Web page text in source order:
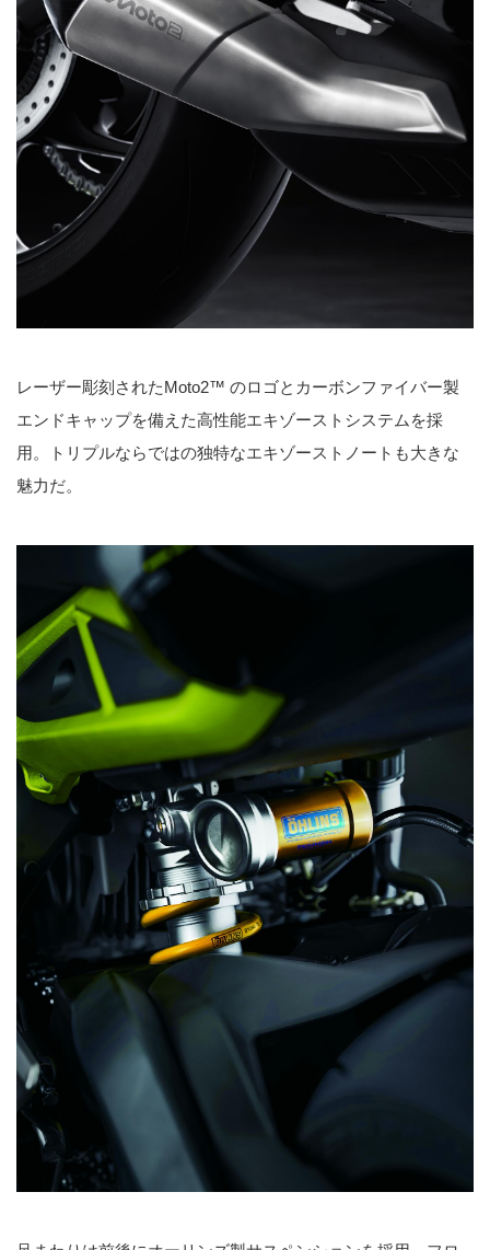
レーザー彫刻されたMoto2™ のロゴとカーボンファイバー製
エンドキャップを備えた高性能エキゾーストシステムを採
用。トリプルならではの独特なエキゾーストノートも大きな
魅力だ。